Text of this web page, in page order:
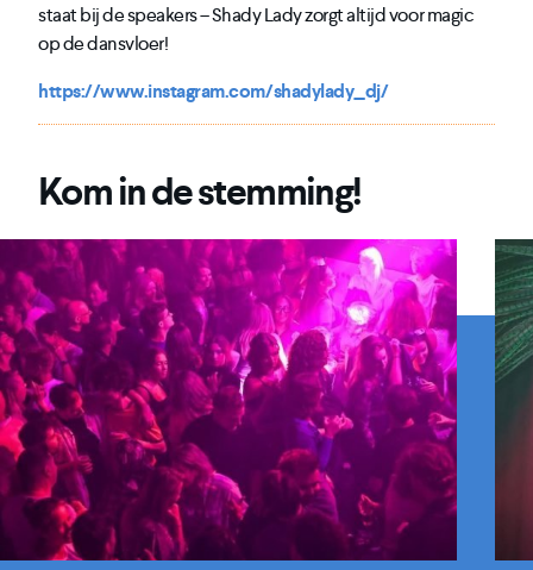
staat bij de speakers – Shady Lady zorgt altijd voor magic
op de dansvloer!
https://www.instagram.com/shadylady_dj/
Kom in de stemming!